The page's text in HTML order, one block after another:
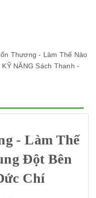
Thương - Làm Thế Nào
KỸ NĂNG Sách Thanh -
- Làm Thế
Đột Bên
Chí